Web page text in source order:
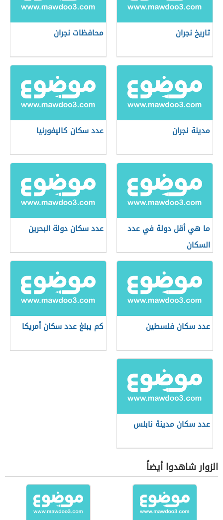
تاريخ نجران محافظات نجران
مدينة نجران عدد سكان كاليفورنيا
ما هي أقل دولة في عدد
السكان
عدد سكان دولة البحرين
عدد سكان فلسطين كم يبلغ عدد سكان أمريكا
عدد سكان مدينة نابلس
الزوار شاهدوا أيضاً